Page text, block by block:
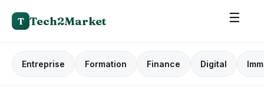
T Tech2Market ☰
Entreprise Formation Finance Digital